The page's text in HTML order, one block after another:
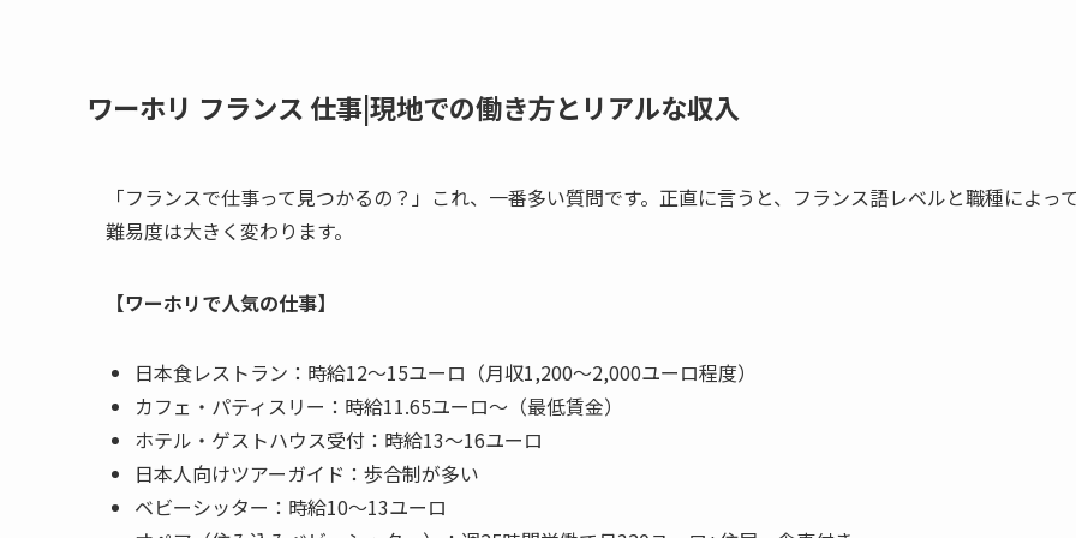
ワーホリ フランス 仕事|現地での働き方とリアルな収入
「フランスで仕事って見つかるの？」これ、一番多い質問です。正直に言うと、フランス語レベルと職種によっ
難易度は大きく変わります。
【ワーホリで人気の仕事】
日本食レストラン：時給12〜15ユーロ（月収1,200〜2,000ユーロ程度）
カフェ・パティスリー：時給11.65ユーロ〜（最低賃金）
ホテル・ゲストハウス受付：時給13〜16ユーロ
日本人向けツアーガイド：歩合制が多い
ベビーシッター：時給10〜13ユーロ